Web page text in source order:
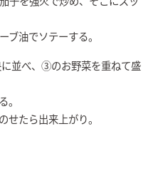
ブ油でソテーする。
並べ、③のお野菜を重ねて盛
。
せたら出来上がり。